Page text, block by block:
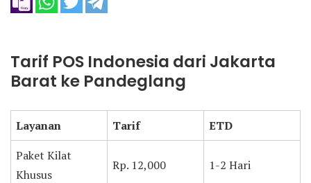
Tarif POS Indonesia dari Jakarta
Barat ke Pandeglang
Layanan Tarif
ETD
Paket Kilat
Khusus
Rp. 12,000 1-2 Hari